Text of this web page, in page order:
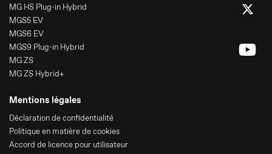
MG HS Plug-in Hybrid
MGS5 EV
MGS6 EV
MGS9 Plug-in Hybrid
MG ZS
MG ZS Hybrid+
Mentions légales
Déclaration de confidentialité
Politique en matière de cookies
Accord de licence pour utilisateur